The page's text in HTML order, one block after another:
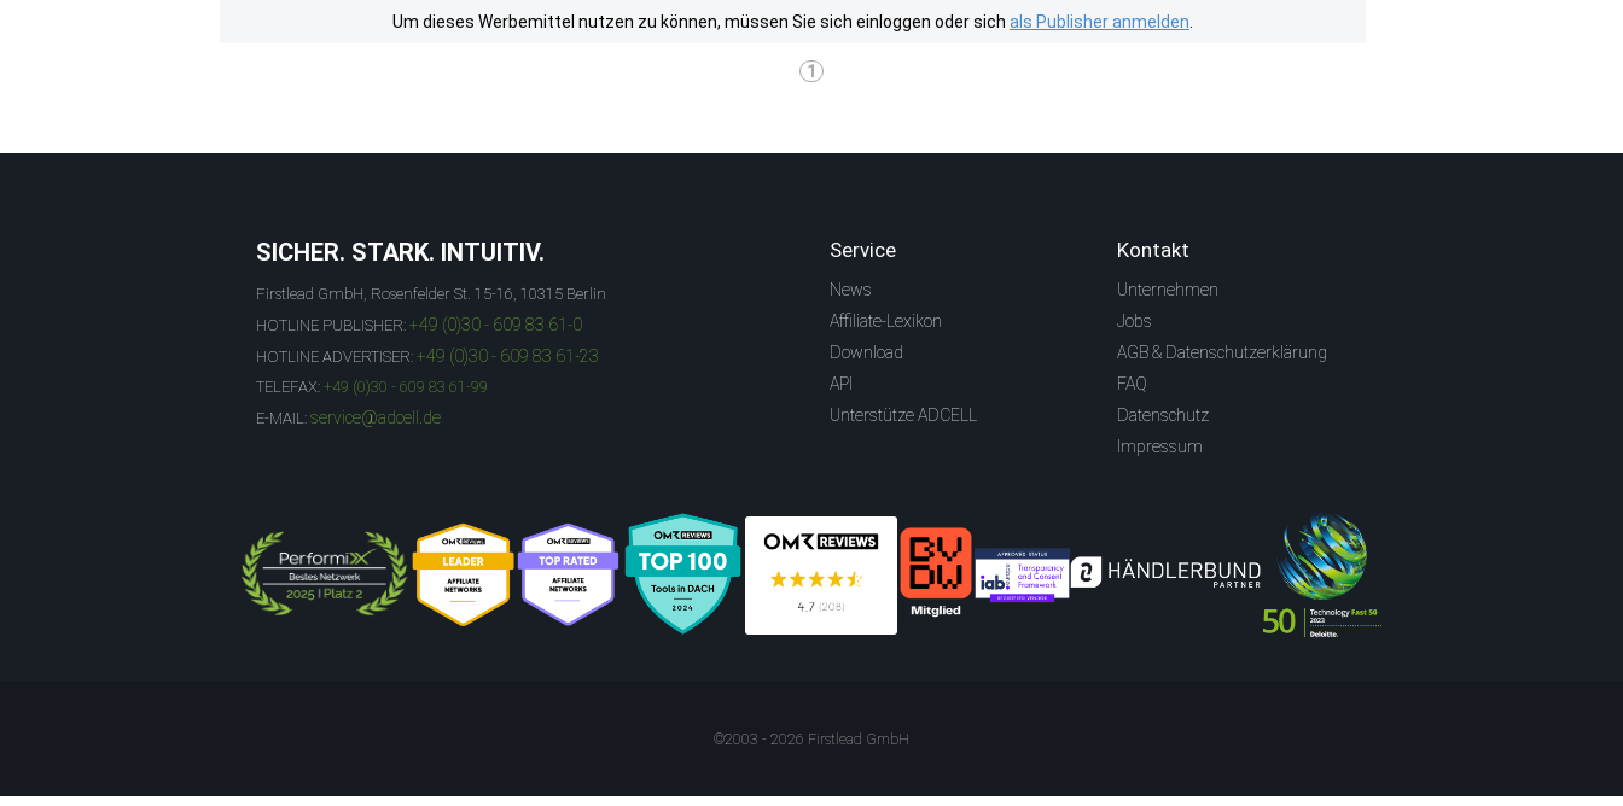
Um dieses Werbemittel nutzen zu können, müssen Sie sich einloggen oder sich als Publisher anmelden
1
SICHER. STARK. INTUITIV.
Firstlead GmbH, Rosenfelder St. 15-16, 10315 Berlin
HOTLINE PUBLISHER: +49 (0)30 - 609 83 61-0
HOTLINE ADVERTISER: +49 (0)30 - 609 83 61-23
TELEFAX: +49 (0)30 - 609 83 61-99
E-MAIL: service@adcell.de
Service
News
Affiliate-Lexikon
Download
API
Unterstütze ADCELL
Kontakt
Unternehmen
Jobs
AGB & Datenschutzerklärung
FAQ
Datenschutz
Impressum
©2003 - 2026 Firstlead GmbH